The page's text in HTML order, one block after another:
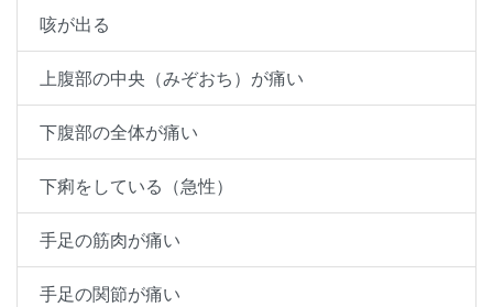
咳が出る
上腹部の中央（みぞおち）が痛い
下腹部の全体が痛い
下痢をしている（急性）
手足の筋肉が痛い
手足の関節が痛い